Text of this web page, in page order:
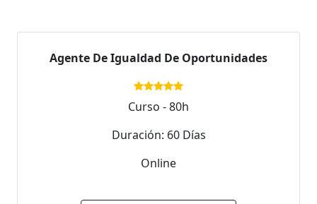
Agente De Igualdad De Oportunidades
Curso - 80h
Duración: 60 Días
Online